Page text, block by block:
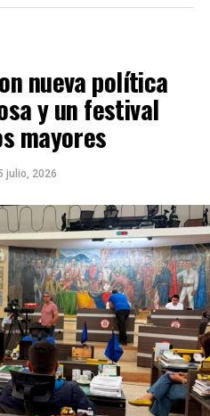
nueva política
y un festival
mayores
julio, 2026